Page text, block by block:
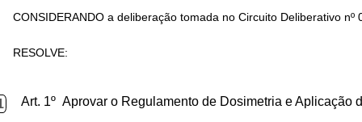
CONSIDERANDO a deliberação tomada no Circuito Deliberativo nº
RESOLVE:
Art. 1º Aprovar o Regulamento de Dosimetria e Aplicação